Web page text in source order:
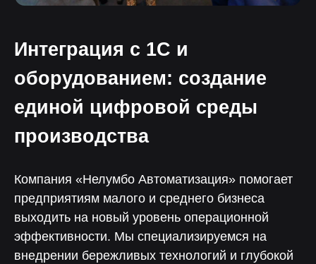
Интеграция с 1С и
оборудованием: создание
единой цифровой среды
производства
Компания «Нелумбо Автоматизация» помогает
предприятиям малого и среднего бизнеса
выходить на новый уровень операционной
эффективности. Мы специализируемся на
внедрении бережливых технологий и глубокой